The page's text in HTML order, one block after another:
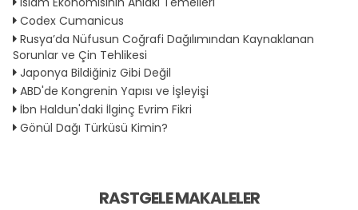
Codex Cumanicus
Rusya’da Nüfusun Coğrafi Dağılımından Kaynaklanan
Sorunlar ve Çin Tehlikesi
Japonya Bildiğiniz Gibi Değil
ABD'de Kongrenin Yapısı ve İşleyişi
İbn Haldun'daki İlginç Evrim Fikri
Gönül Dağı Türküsü Kimin?
RASTGELE MAKALELER